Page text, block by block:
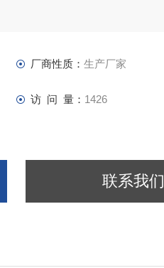
厂商性质： 生产厂家
访 问 量： 1426
联系我们